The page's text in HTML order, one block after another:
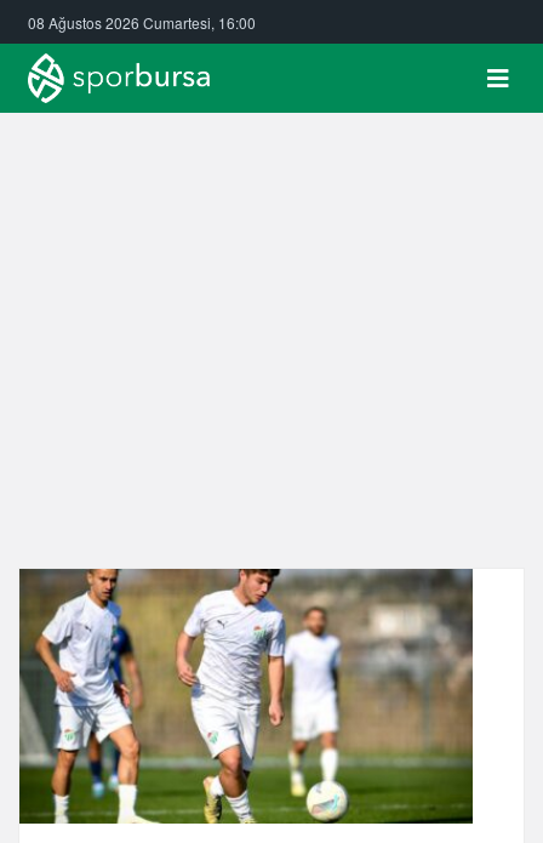
08 Ağustos 2026 Cumartesi, 16:00